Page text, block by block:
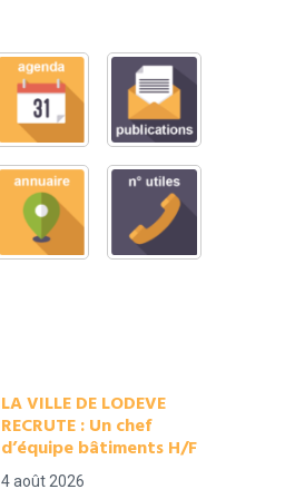
LA VILLE DE LODEVE
RECRUTE : Un chef
d’équipe bâtiments H/F
4 août 2026